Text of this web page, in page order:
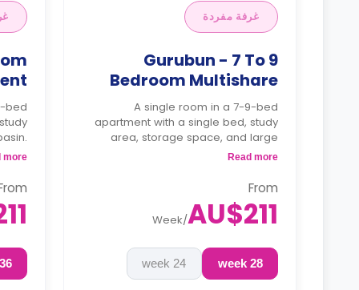
غرفة مفردة
Gurubun - 7 To 9
Bedroom Multishare
A single room in a 7-9-bed
apartment with a single bed, study
area, storage space, and large
windows. The apartment features a
stove, oven, microwave, table, and
*Flexible stays are
available for A$218 per week.
Read more
From
AU$211
/
Week
28 week
24 week
bed
with
more
36 week